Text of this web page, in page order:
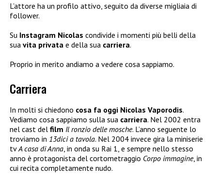
L’attore ha un profilo attivo, seguito da diverse migliaia di
follower.
Su Instagram Nicolas condivide i momenti più belli della
sua vita privata e della sua carriera.
Proprio in merito andiamo a vedere cosa sappiamo.
Carriera
In molti si chiedono cosa fa oggi Nicolas Vaporodis.
Vediamo cosa sappiamo sulla sua carriera. Nel 2002 entra
nel cast del film Il ronzio delle mosche. L’anno seguente lo
troviamo in 13dici a tavola. Nel 2004 invece gira la miniserie
tvA casa di Anna, in onda su Rai 1, e sempre nello stesso
anno è protagonista del cortometraggio Corpo immagine, in
cui recita completamente nudo.